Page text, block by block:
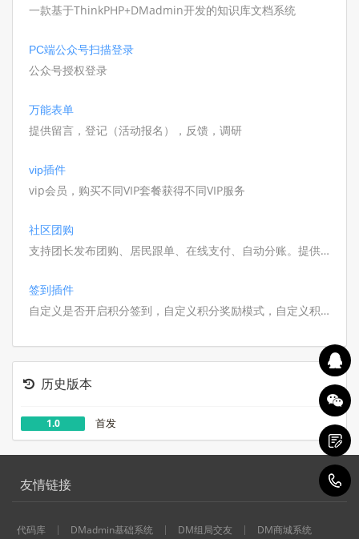
一款基于ThinkPHP+DMadmin开发的知识库文档系统
PC端公众号扫描登录
公众号授权登录
万能表单
提供留言，登记（活动报名），反馈，调研
vip插件
vip会员，购买不同VIP套餐获得不同VIP服务
社区团购
支持团长发布团购、居民跟单、在线支付、自动分账。提供商
签到插件
自定义是否开启积分签到，自定义积分奖励模式，自定义积分
历史版本
1.0 首发
友情链接
代码库 DMadmin基础系统 DM组局交友 DM商城系统